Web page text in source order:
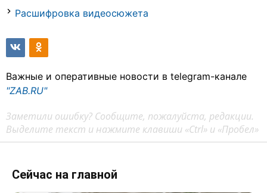
Расшифровка видеосюжета
Важные и оперативные новости в telegram-канале
"ZAB.RU"
Заметили ошибку? Сообщите, пожалуйста, редакции.
Выделите текст и нажмите клавиши «Ctrl» и «Пробел»
Сейчас на главной